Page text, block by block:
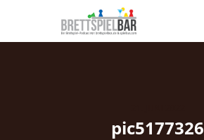
pic5177326